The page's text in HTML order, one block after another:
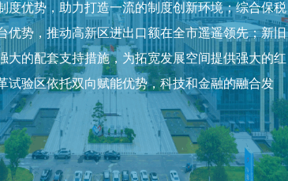
度优势，助力打造一流的制度创新环境；综合保税
优势，推动高新区进出口额在全市遥遥领先；新旧
大的配套支持措施，为拓宽发展空间提供强大的红
试验区依托双向赋能优势，科技和金融的融合发